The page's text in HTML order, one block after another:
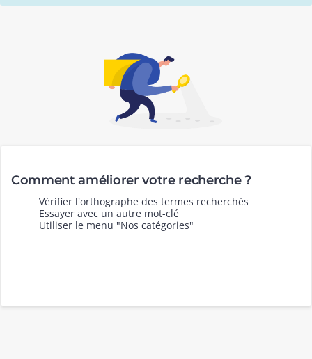
Comment améliorer votre recherche ?
Vérifier l'orthographe des termes recherchés
Essayer avec un autre mot-clé
Utiliser le menu "Nos catégories"